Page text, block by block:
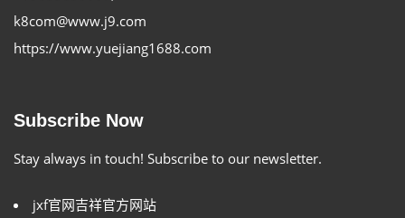
k8com@www.j9.com
https://www.yuejiang1688.com
Subscribe Now
Stay always in touch! Subscribe to our newsletter.
jxf官网吉祥官方网站